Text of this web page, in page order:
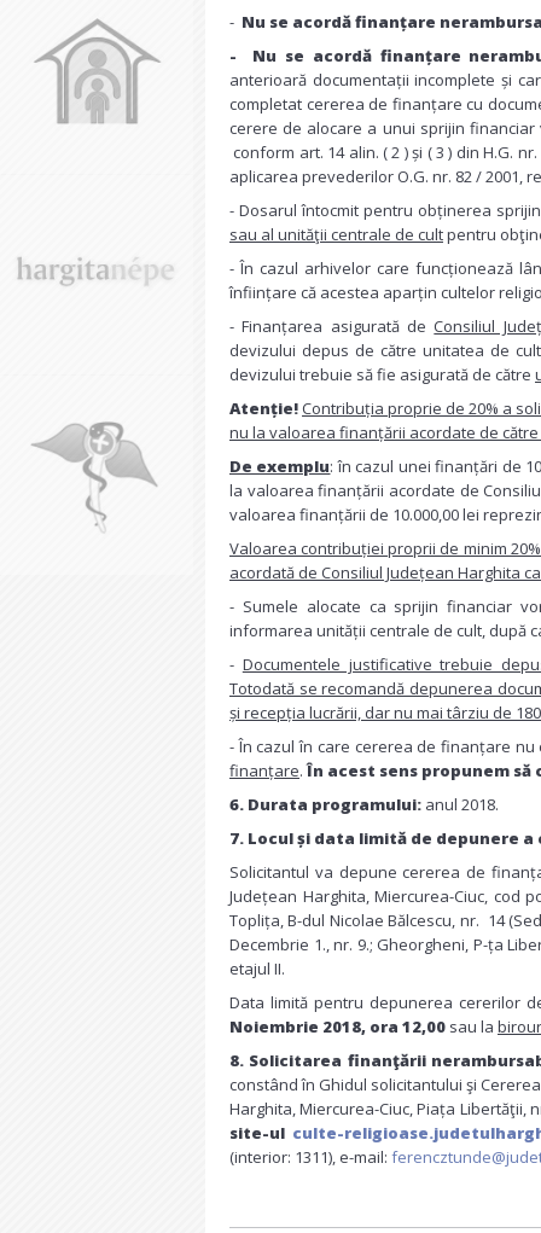
- Nu se acordă finanțare
- Nu se acordă finanțare
anterioară documentații incomplete și
completat cererea de finanțare cu
cerere de alocare a unui sprijin
conform art. 14 alin. ( 2 ) și ( 3 ) din H.G.
aplicarea prevederilor O.G. nr. 82 / 2001,
- Dosarul întocmit pentru obținerea
sau al unităţii centrale de cultpentru
- În cazul arhivelor care funcționează
înființare că acestea aparțin cultelor
- Finanțarea asigurată deConsiliul
devizului depus de către unitatea de
devizului trebuie să fie asigurată de către
Atenție!Contribuția proprie de 20% a
nu la valoarea finanțării acordate de
De exemplu: în cazul unei finanțări de
la valoarea finanțării acordate de
valoarea finanțării de 10.000,00 lei
Valoarea contribuției proprii de minim
acordată de Consiliul Județean Harghita
- Sumele alocate ca sprijin financiar
informarea unității centrale de cult, după
- Documentele justificative trebuie
Totodată se recomandă depunerea
și recepția lucrării, dar nu mai târziu de
- În cazul în care cererea de finanțare
finanțare.În acest sens propunem
6. Durata programului: anul 2018.
7. Locul și data limită de depunere
Solicitantul va depune cererea de
Județean Harghita, Miercurea-Ciuc, cod
Toplița, B-dul Nicolae Bălcescu, nr. 14
Decembrie 1., nr. 9.; Gheorgheni, P-ța
etajul II.
Data limită pentru depunerea cererilor
Noiembrie 2018, ora 12,00 sau la
8. Solicitarea finanţării
constând în Ghidul solicitantului şi
Harghita, Miercurea-Ciuc, Piața Libertăţii,
site-ul culte-
(interior: 1311), e-mail: